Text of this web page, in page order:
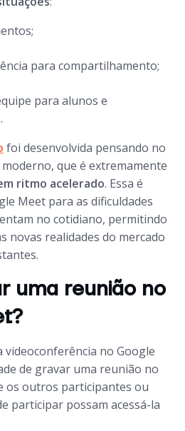
para compartilhamento;
para alunos e
foi desenvolvida pensando no
que é extremamente
ritmo acelerado. Essa é
Meet para as dificuldades
no cotidiano, permitindo
novas realidades do mercado
uma reunião no
videoconferência no Google
de gravar uma reunião no
os outros participantes ou
participar possam acessá-la